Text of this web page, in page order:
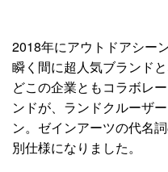
2018年にアウトドアシー
瞬く間に超人気ブランド
どこの企業ともコラボレ
ンドが、ランドクルーザ
ン。ゼインアーツの代名
別仕様になりました。